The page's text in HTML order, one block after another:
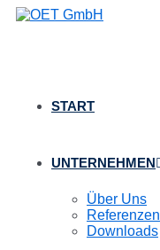
Zum
START
UNTERNEHMEN
Über Uns
Referenzen
Downloads